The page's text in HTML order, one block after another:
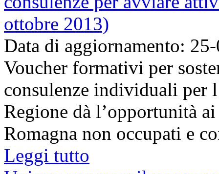
ottobre 2013)
Data di aggiornamento:
Voucher formativi per
consulenze individuali per
Regione dà l’opportunità
Romagna non occupati e
Leggi tutto